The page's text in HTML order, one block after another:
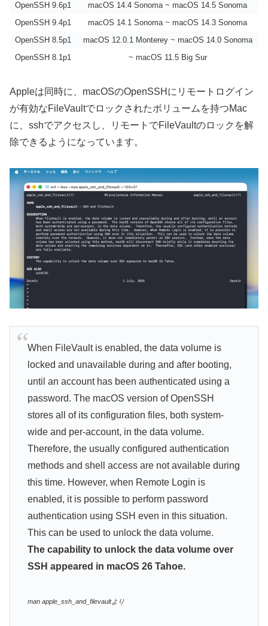
OpenSSH 9.6p1
macOS 14.4 Sonoma ~ macOS 14.5 Sonoma
OpenSSH 9.4p1
macOS 14.1 Sonoma ~ macOS 14.3 Sonoma
OpenSSH 8.5p1
macOS 12.0.1 Monterey ~ macOS 14.0 Sonoma
OpenSSH 8.1p1
~ macOS 11.5 Big Sur
Appleは同時に、macOSのOpenSSHにリモートログイン
が有効なFileVaultでロックされたボリュームを持つMac
に、sshでアクセスし、リモートでFileVaultのロックを解
除できるようになっています。
When FileVault is enabled, the data volume is
locked and unavailable during and after booting,
until an account has been authenticated using a
password. The macOS version of OpenSSH
stores all of its configuration files, both system-
wide and per-account, in the data volume.
Therefore, the usually configured authentication
methods and shell access are not available during
this time. However, when Remote Login is
enabled, it is possible to perform password
authentication using SSH even in this situation.
This can be used to unlock the data volume.
The capability to unlock the data volume over
SSH appeared in macOS 26 Tahoe.
man apple_ssh_and_filevaultより